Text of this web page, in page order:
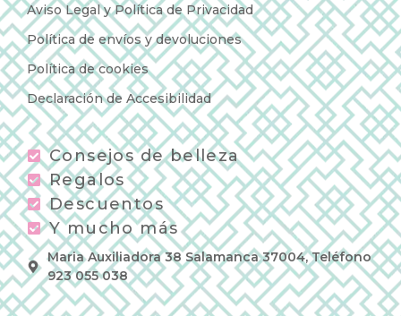
Aviso Legal y Política de Privacidad
Política de envíos y devoluciones
Política de cookies
Declaración de Accesibilidad
Consejos de belleza
Regalos
Descuentos
Y mucho más
Maria Auxiliadora 38 Salamanca 37004, Teléfono
923 055 038